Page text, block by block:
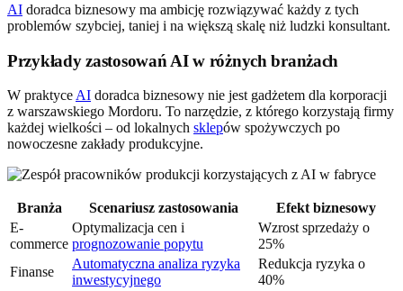
AI doradca biznesowy ma ambicję rozwiązywać każdy z tych
problemów szybciej, taniej i na większą skalę niż ludzki konsultant.
Przykłady zastosowań AI w różnych branżach
W praktyce AI doradca biznesowy nie jest gadżetem dla korporacji
z warszawskiego Mordoru. To narzędzie, z którego korzystają firmy
każdej wielkości – od lokalnych sklepów spożywczych po
nowoczesne zakłady produkcyjne.
Branża Scenariusz zastosowania
Efekt biznesowy
E-
commerce
Optymalizacja cen i
prognozowanie popytu
Wzrost sprzedaży o
25%
Finanse
Automatyczna analiza ryzyka
inwestycyjnego
Redukcja ryzyka o
40%